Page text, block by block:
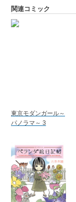
関連コミック
東京モダンガール～
パノラマ～ 3